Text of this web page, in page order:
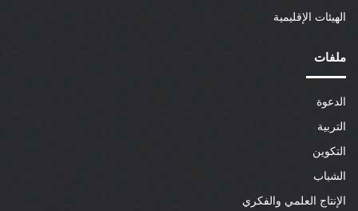
الهيئات الإقليمية
ملفات
الدعوة
التربية
التكوين
الشباب
الإنتاج العلمي والفكري